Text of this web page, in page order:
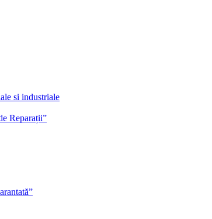
si industriale
Reparații”